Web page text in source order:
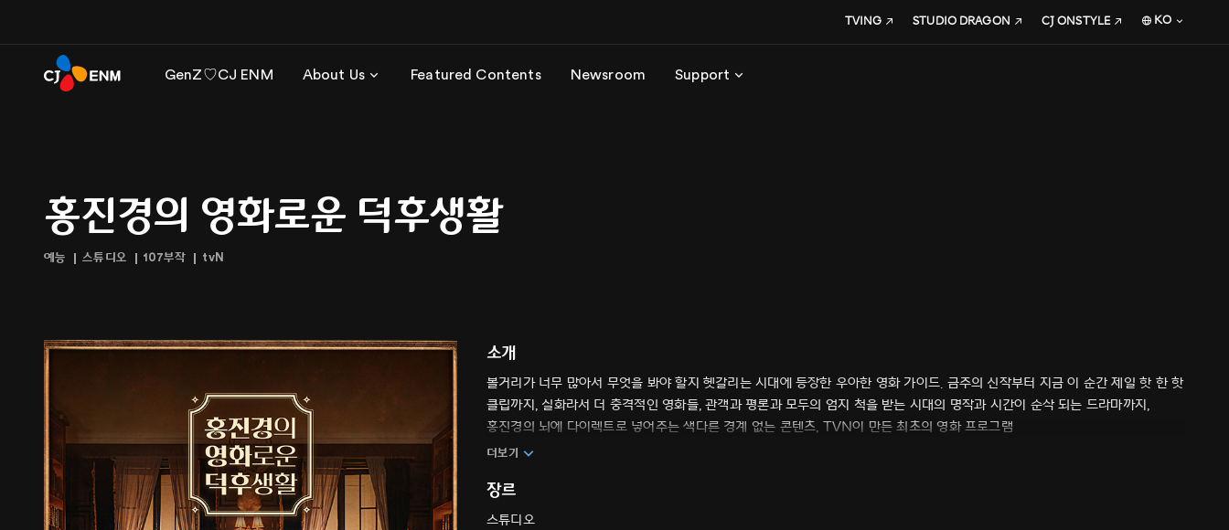
GenZ♡CJ ENM About Us Featured Contents Newsroom Support
TVING STUDIO DRAGON CJ ONSTYLE KO
홍진경의 영화로운 덕후생활
예능 스튜디오 107부작 tvN
소개
볼거리가 너무 많아서 무엇을 봐야 할지 헷갈리는 시대에 등장한 우아한 영화 가이드. 금주의 신작부터 지금 이 순간 제일 핫 한 핫
클립까지, 실화라서 더 충격적인 영화들, 관객과 평론과 모두의 엄지 척을 받는 시대의 명작과 시간이 순삭 되는 드라마까지,
홍진경의 뇌에 다이렉트로 넣어주는 색다른 경계 없는 콘텐츠, TVN이 만든 최초의 영화 프로그램
더보기
장르
스튜디오